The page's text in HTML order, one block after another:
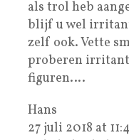
als trol heb
blijf u wel
zelf ook. Vette
proberen
figuren….
Hans
27 juli 2018 at